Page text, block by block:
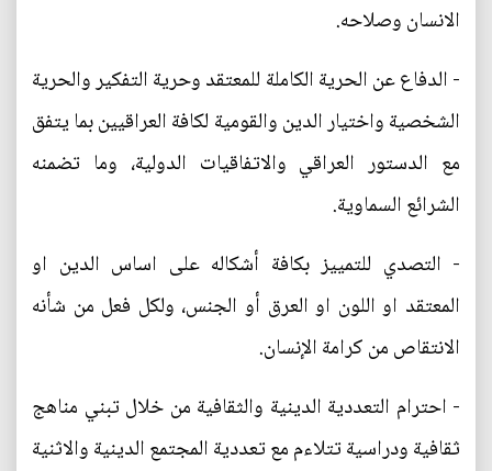
الانسان وصلاحه.
- الدفاع عن الحرية الكاملة للمعتقد وحرية التفكير والحرية
الشخصية واختيار الدين والقومية لكافة العراقيين بما يتفق
مع الدستور العراقي والاتفاقيات الدولية، وما تضمنه
الشرائع السماوية.
- التصدي للتمييز بكافة أشكاله على اساس الدين او
المعتقد او اللون او العرق أو الجنس، ولكل فعل من شأنه
الانتقاص من كرامة الإنسان.
- احترام التعددية الدينية والثقافية من خلال تبني مناهج
ثقافية ودراسية تتلاءم مع تعددية المجتمع الدينية والاثنية